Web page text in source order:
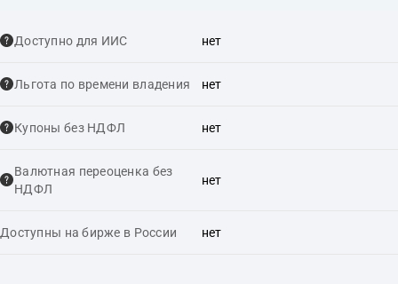
Доступно для ИИС нет
Льгота по времени владения нет
Купоны без НДФЛ нет
Валютная переоценка без
НДФЛ
нет
Доступны на бирже в России нет